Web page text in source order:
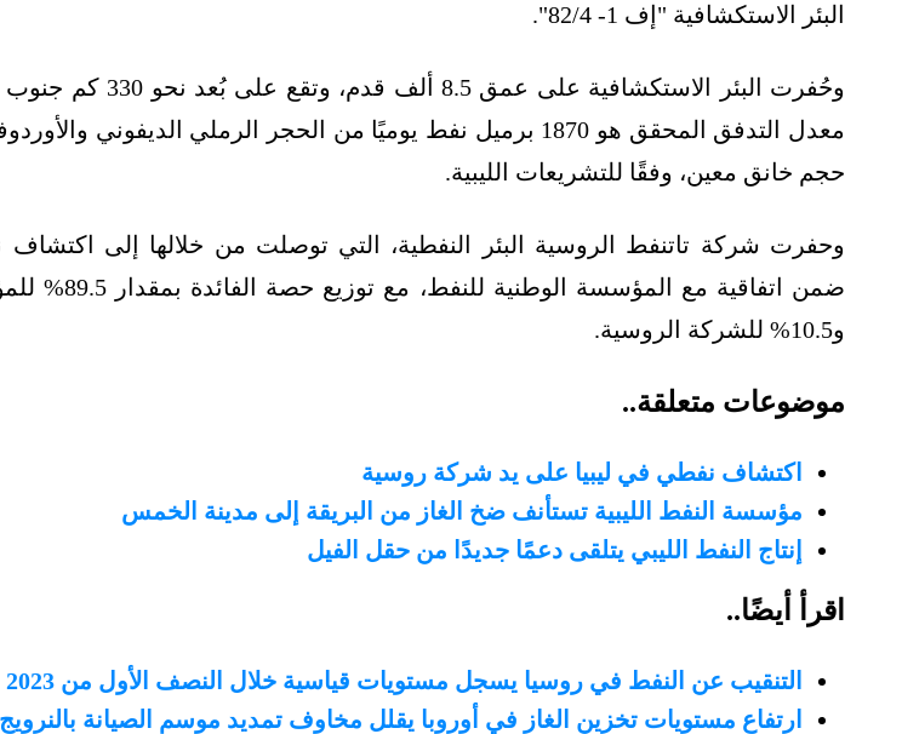
البئر الاستكشافية "إف 1- 82/4".
وحُفرت البئر الاستكشافية على
معدل التدفق المحقق هو 1870 برميل نفط يوميًا من الحجر الرملي الديفوني
حجم خانق معين، وفقًا للتشريعات الليبية.
وحفرت شركة تاتنفط الروسية البئر النفطية، التي توصلت من خلالها إلى اكتشاف
ضمن اتفاقية مع المؤسسة
و10.5% للشركة الروسية.
موضوعات متعلقة..
اكتشاف نفطي في ليبيا على يد شركة روسية
مؤسسة النفط الليبية تستأنف ضخ الغاز من البريقة إلى مدينة الخمس
إنتاج النفط الليبي يتلقى دعمًا جديدًا من حقل الفيل
اقرأ أيضًا..
التنقيب عن النفط في روسيا يسجل مستويات قياسية خلال النصف الأول من 2023
ارتفاع مستويات تخزين الغاز في أوروبا يقلل مخاوف تمديد موسم الصيانة بالنرويج